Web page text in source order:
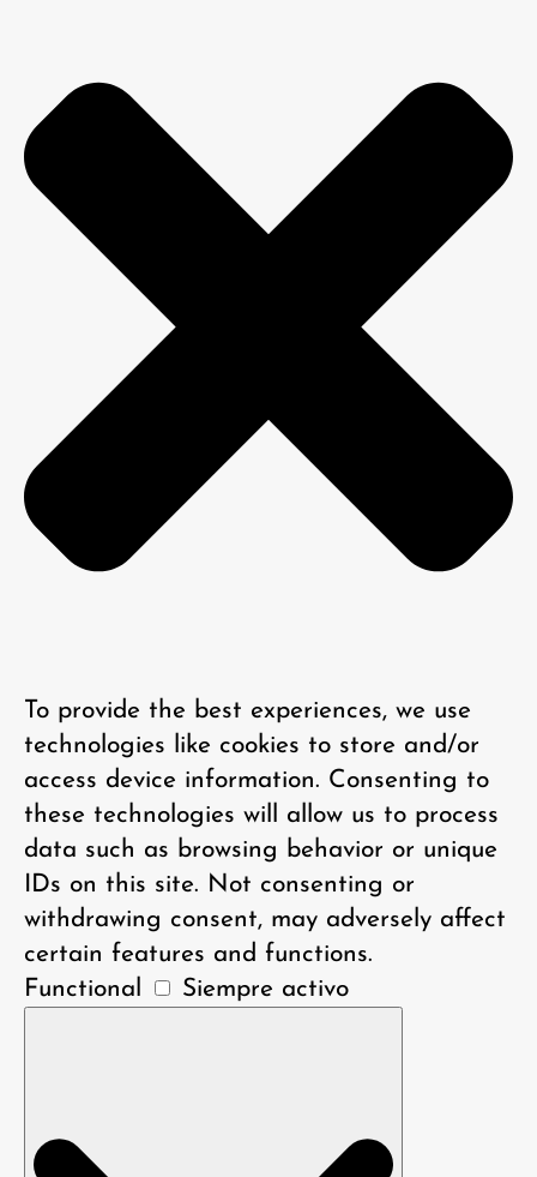
To provide the best experiences, we use
technologies like cookies to store and/or
access device information. Consenting to
these technologies will allow us to process
data such as browsing behavior or unique
IDs on this site. Not consenting or
withdrawing consent, may adversely affect
certain features and functions.
Functional
Siempre activo